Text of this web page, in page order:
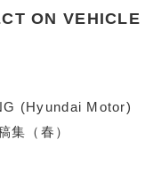
ON VEHICLE
Jeyoung KANG (Hyundai Motor)
集（春）